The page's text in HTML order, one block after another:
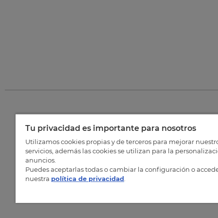
Tu privacidad es importante para nosotros
Utilizamos cookies propias y de terceros para mejorar
servicios, además las cookies se utilizan para la
anuncios.
Puedes aceptarlas todas o cambiar la configuración o
nuestra política de privacidad